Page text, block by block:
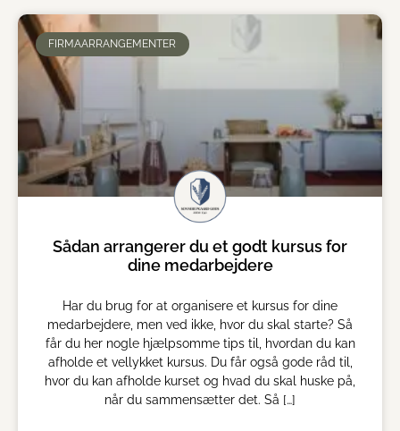
FIRMAARRANGEMENTER
Sådan arrangerer du et godt kursus for
dine medarbejdere
Har du brug for at organisere et kursus for dine
medarbejdere, men ved ikke, hvor du skal starte? Så
får du her nogle hjælpsomme tips til, hvordan du kan
afholde et vellykket kursus. Du får også gode råd til,
hvor du kan afholde kurset og hvad du skal huske på,
når du sammensætter det. Så […]